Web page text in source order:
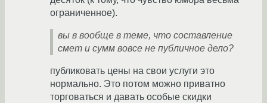
ограниченное).
вы в вообще в теме, что составление
смет и сумм вовсе не публичное дело?
публиковать цены на свои услуги это
нормально. Это потом можно приватно
торговаться и давать особые скидки